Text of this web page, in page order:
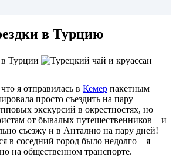
в Турцию
я отправилась в Кемер пакетным
просто съездить на пару
экскурсий в окрестностях, но
от бывалых путешественников – и
съезжу и в Анталию на пару дней!
в соседний город было недолго – я
на общественном транспорте.